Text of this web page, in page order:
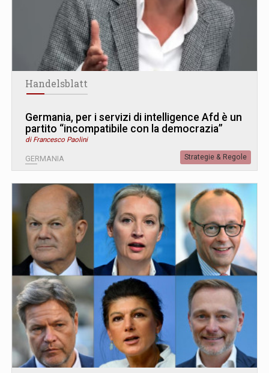
Handelsblatt
Germania, per i servizi di intelligence Afd è un
partito “incompatibile con la democrazia”
di Francesco Paolini
GERMANIA Strategie & Regole